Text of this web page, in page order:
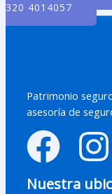
320 4014057
Patrimonio
asesoría de
Nuestra